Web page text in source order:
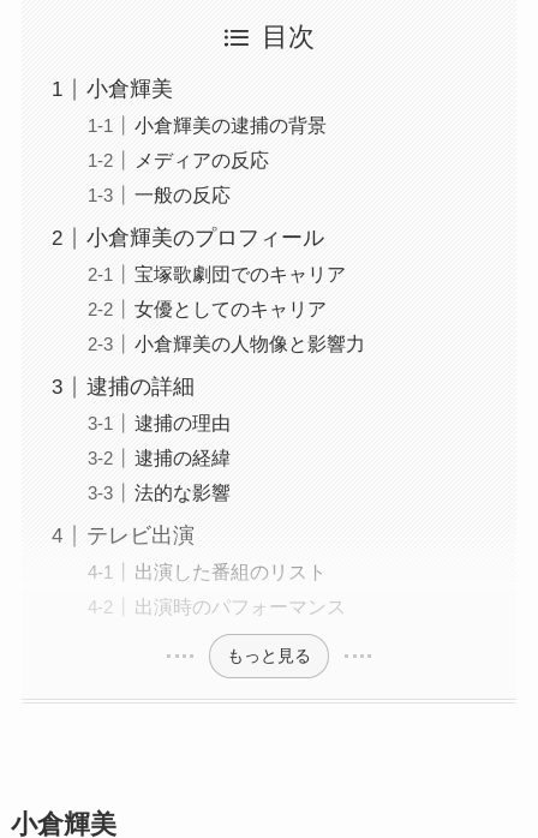
目次
小倉輝美
小倉輝美の逮捕の背景
メディアの反応
一般の反応
小倉輝美のプロフィール
宝塚歌劇団でのキャリア
女優としてのキャリア
小倉輝美の人物像と影響力
逮捕の詳細
逮捕の理由
逮捕の経緯
法的な影響
テレビ出演
出演した番組のリスト
出演時のパフォーマンス
もっと見る
小倉輝美